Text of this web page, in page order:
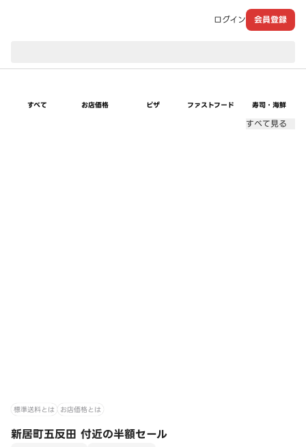
ログイン 会員登録
すべて お店価格 ピザ ファストフード 寿司・海鮮
すべて見る
標準送料とは お店価格とは
新居町五反田 付近の半額セール